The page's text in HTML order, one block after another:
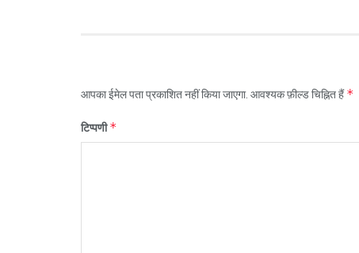
आपका ईमेल पता प्रकाशित नहीं किया जाएगा. आवश्यक फ़ील्ड चिह्नित हैं*
टिप्पणी*